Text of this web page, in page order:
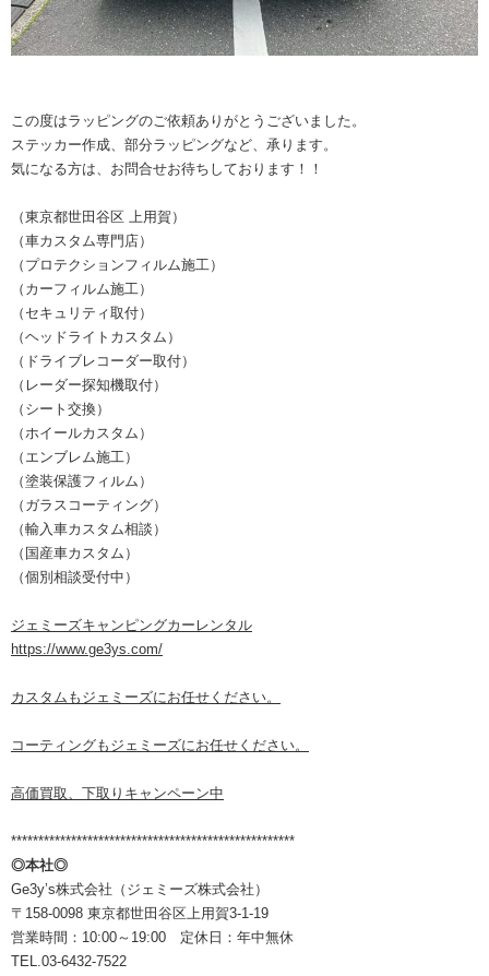
この度はラッピングのご依頼ありがとうございました。
ステッカー作成、部分ラッピングなど、承ります。
気になる方は、お問合せお待ちしております！！
（東京都世田谷区 上用賀）
（車カスタム専門店）
（プロテクションフィルム施工）
（カーフィルム施工）
（セキュリティ取付）
（ヘッドライトカスタム）
（ドライブレコーダー取付）
（レーダー探知機取付）
（シート交換）
（ホイールカスタム）
（エンブレム施工）
（塗装保護フィルム）
（ガラスコーティング）
（輸入車カスタム相談）
（国産車カスタム）
（個別相談受付中）
ジェミーズキャンピングカーレンタル
https://www.ge3ys.com/
カスタムもジェミーズにお任せください。
コーティングもジェミーズにお任せください。
高価買取、下取りキャンペーン中
****************************************************
◎本社◎
Ge3y’s株式会社（ジェミーズ株式会社）
〒158-0098 東京都世田谷区上用賀3-1-19
営業時間：10:00～19:00 定休日：年中無休
TEL.03-6432-7522